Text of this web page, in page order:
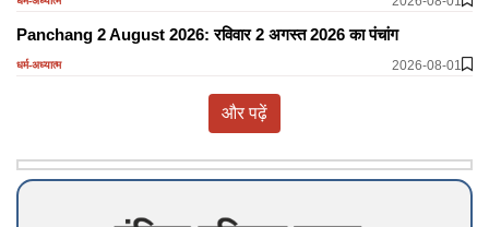
Panchang 2 August 2026: रविवार 2 अगस्त 2026 का पंचांग
धर्म-अध्यात्म 2026-08-01
और पढ़ें